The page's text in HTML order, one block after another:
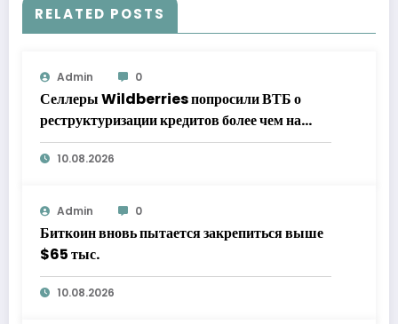
RELATED POSTS
Admin 0
Селлеры Wildberries попросили ВТБ о
реструктуризации кредитов более чем на
200 млн рублей
10.08.2026
Admin 0
Биткоин вновь пытается закрепиться выше
$65 тыс.
10.08.2026